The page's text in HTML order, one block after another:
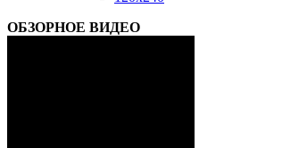
ОБЗОРНОЕ ВИДЕО